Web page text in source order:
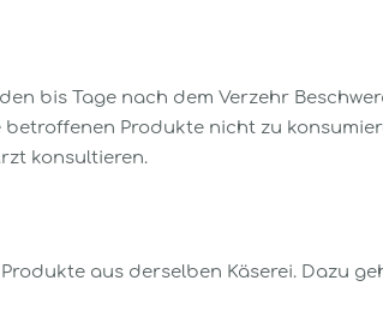
bis Tage nach dem Verzehr
Produkte nicht zu
konsultieren.
aus derselben Käserei. Dazu